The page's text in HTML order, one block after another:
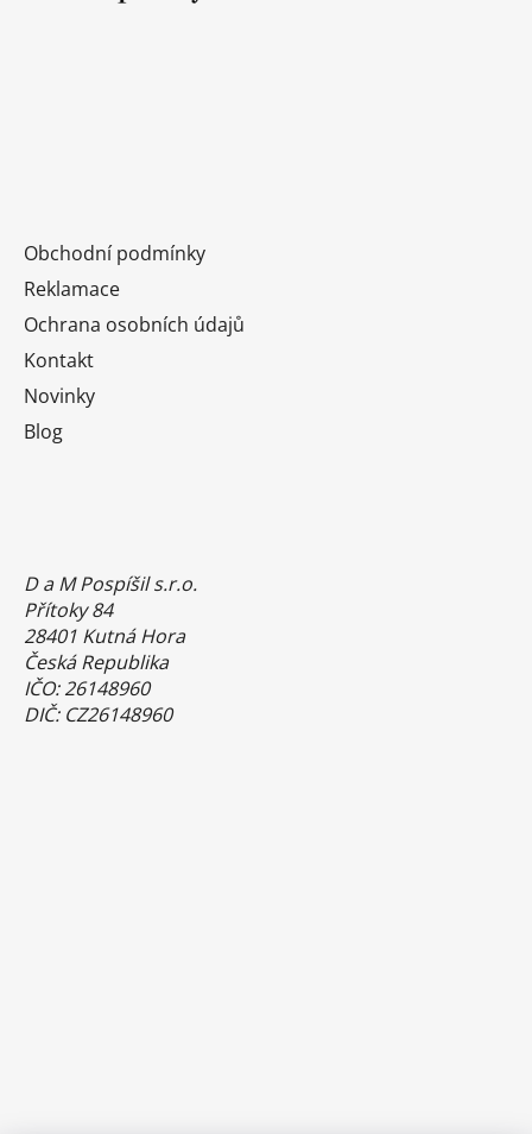
Obchodní podmínky
Reklamace
Ochrana osobních údajů
Kontakt
Novinky
Blog
D a M Pospíšil s.r.o.
Přítoky 84
28401 Kutná Hora
Česká Republika
IČO: 26148960
DIČ: CZ26148960